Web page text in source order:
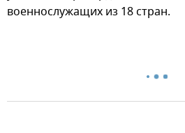
военнослужащих из 18 стран.